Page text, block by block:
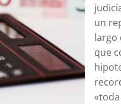
un
largo
que